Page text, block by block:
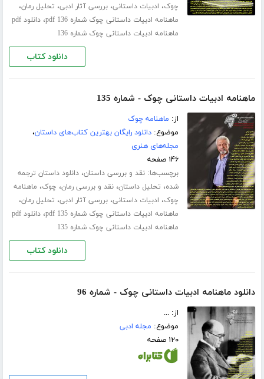
چوک، ادبیات داستانی،بررسی آثار ادبی، تحلیل رمان،
ماهنامه ادبیات داستانی چوک شماره 136 pdf ،
دانلود pdf
ماهنامه ادبیات داستانی چوک شماره 136
دانلود کتاب
ماهنامه ادبیات داستانی چوک - شماره 135
از: ماهنامه چوک
موضوع:دانلود رایگان بهترین کتاب‌های داستان،
مجله‌های هنری
۱۴۶ صفحه
برچسب‌ها:نقد و بررسی داستان،دانلود داستان ترجمه
شده، تحلیل داستان،نقد و بررسی رمان، چوک، ماهنامه
چوک، ادبیات داستانی،بررسی آثار ادبی، تحلیل رمان،
ماهنامه ادبیات داستانی چوک شماره 135 pdf ،
دانلود pdf
ماهنامه ادبیات داستانی چوک شماره 135
دانلود کتاب
دانلود ماهنامه ادبیات داستانی چوک - شماره 96
از: ...
موضوع: مجله ادبی
۱۲۰ صفحه